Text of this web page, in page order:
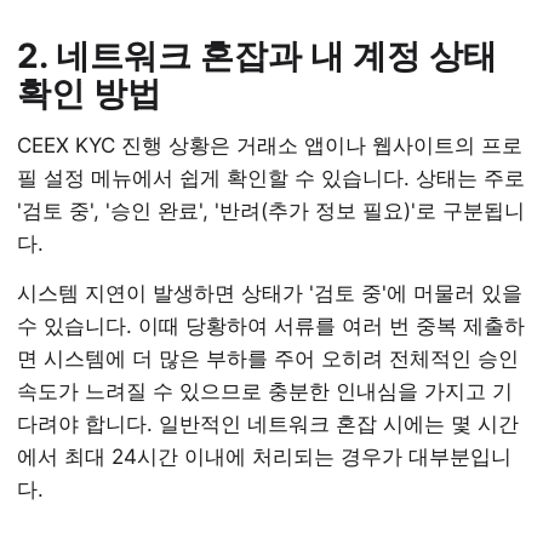
2. 네트워크 혼잡과 내 계정 상태
확인 방법
CEEX KYC 진행 상황은 거래소 앱이나 웹사이트의 프로
필 설정 메뉴에서 쉽게 확인할 수 있습니다. 상태는 주로
'검토 중', '승인 완료', '반려(추가 정보 필요)'로 구분됩니
다.
시스템 지연이 발생하면 상태가 '검토 중'에 머물러 있을
수 있습니다. 이때 당황하여 서류를 여러 번 중복 제출하
면 시스템에 더 많은 부하를 주어 오히려 전체적인 승인
속도가 느려질 수 있으므로 충분한 인내심을 가지고 기
다려야 합니다. 일반적인 네트워크 혼잡 시에는 몇 시간
에서 최대 24시간 이내에 처리되는 경우가 대부분입니
다.